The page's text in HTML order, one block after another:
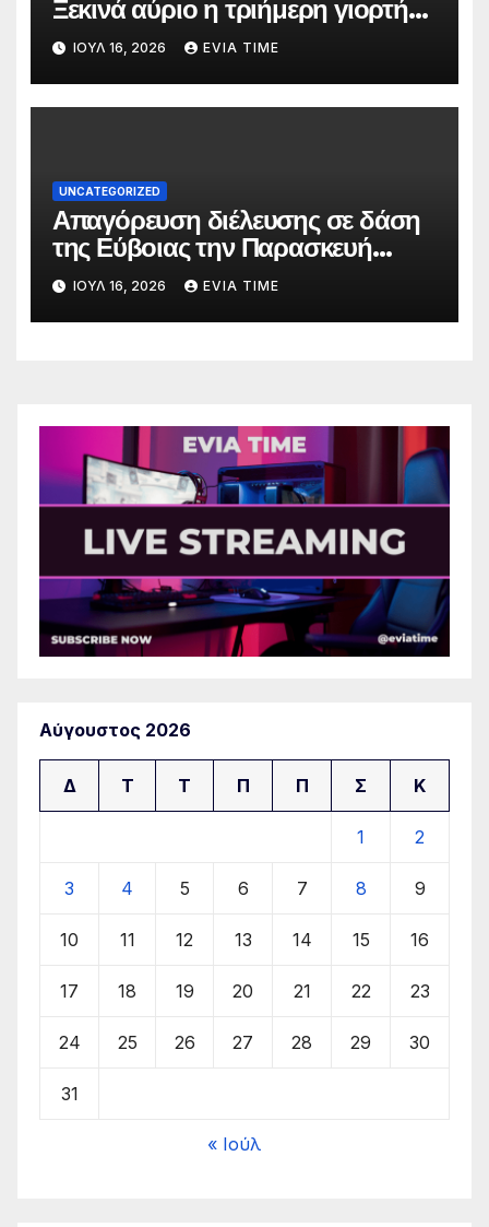
Ξεκινά αύριο η τριήμερη γιορτή
στο όνομα της Αγίας Παρασκευής
ΙΟΎΛ 16, 2026 EVIA TIME
UNCATEGORIZED
Απαγόρευση διέλευσης σε δάση
της Εύβοιας την Παρασκευή
λόγω πολύ υψηλού κινδύνου
πυρκαγιάς
ΙΟΎΛ 16, 2026 EVIA TIME
Αύγουστος 2026
Δ Τ Τ Π Π Σ Κ
1 2
3 4 5 6 7 8 9
10 11 12 13 14 15 16
17 18 19 20 21 22 23
24 25 26 27 28 29 30
31
« Ιούλ